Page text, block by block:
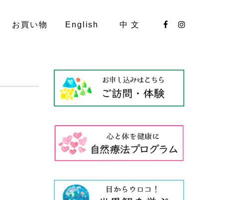
お買い物 English 中 文